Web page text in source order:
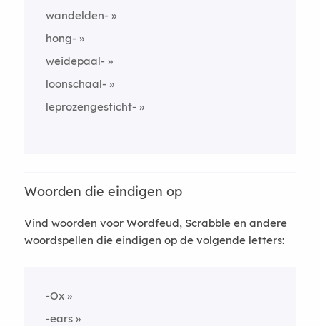
wandelden-
hong-
weidepaal-
loonschaal-
leprozengesticht-
Woorden die eindigen op
Vind woorden voor Wordfeud, Scrabble en andere
woordspellen die eindigen op de volgende letters:
-Ox
-ears